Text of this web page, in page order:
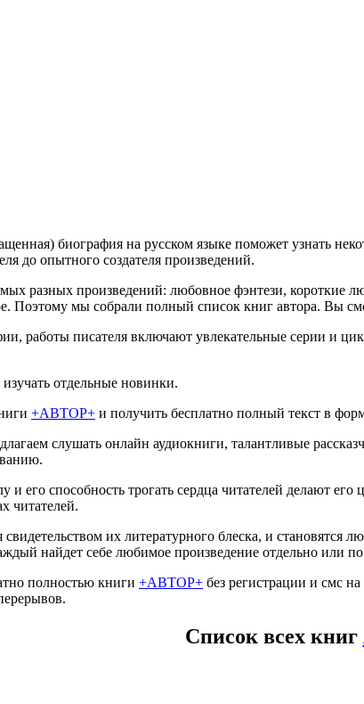
биография на русском языке поможет узнать
до опытного создателя произведений.
разных произведений: любовное фэнтези,
Поэтому мы собрали полный список книг автора. Вы
работы писателя включают увлекательные серии и
отдельные новинки.
+АВТОР+ и получить бесплатно полный текст в
слушать онлайн аудиокниги, талантливые
и его способность трогать сердца читателей делают
читателей.
их литературного блеска, и
найдет себе любимое произведение отдельно или
полностью книги +АВТОР+ без регистрации и смс
Список всех книг